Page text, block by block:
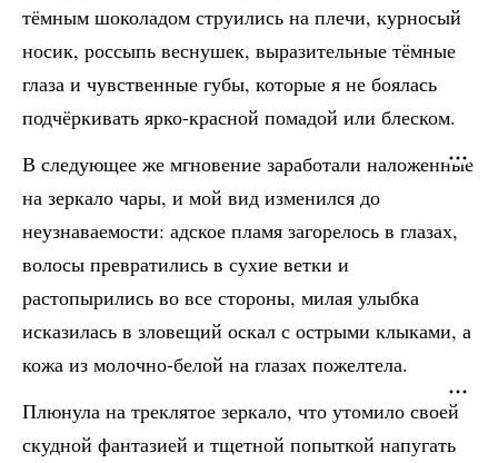
тёмным шоколадом струились на плечи, курносый
носик, россыпь веснушек, выразительные тёмные
глаза и чувственные губы, которые я не боялась
подчёркивать ярко-красной помадой или блеском.
В следующее же мгновение заработали наложенные
на зеркало чары, и мой вид изменился до
неузнаваемости: адское пламя загорелось в глазах,
волосы превратились в сухие ветки и
растопырились во все стороны, милая улыбка
исказилась в зловещий оскал с острыми клыками, а
кожа из молочно-белой на глазах пожелтела.
Плюнула на треклятое зеркало, что утомило своей
скудной фантазией и тщетной попыткой напугать